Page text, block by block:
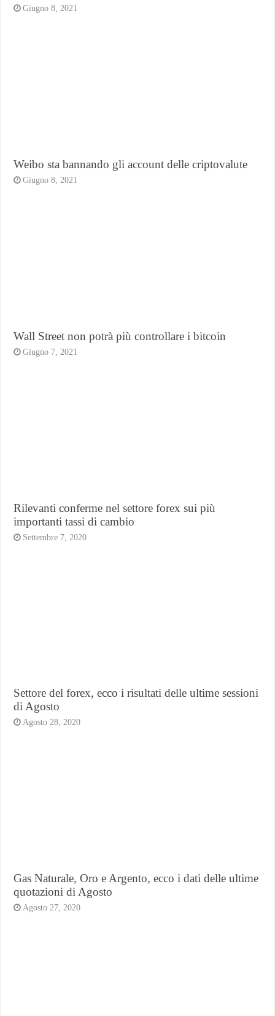
Giugno 8, 2021
Weibo sta bannando gli account delle criptovalute
Giugno 8, 2021
Wall Street non potrà più controllare i bitcoin
Giugno 7, 2021
Rilevanti conferme nel settore forex sui più
importanti tassi di cambio
Settembre 7, 2020
Settore del forex, ecco i risultati delle ultime sessioni
di Agosto
Agosto 28, 2020
Gas Naturale, Oro e Argento, ecco i dati delle ultime
quotazioni di Agosto
Agosto 27, 2020